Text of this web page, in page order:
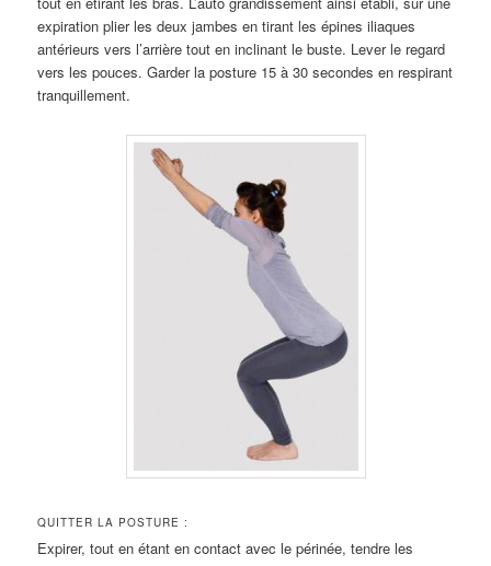
expiration plier les deux jambes en tirant les épines iliaques
antérieurs vers l’arrière tout en inclinant le buste. Lever le regard
vers les pouces. Garder la posture 15 à 30 secondes en respirant
tranquillement.
QUITTER LA POSTURE :
Expirer, tout en étant en contact avec le périnée, tendre les